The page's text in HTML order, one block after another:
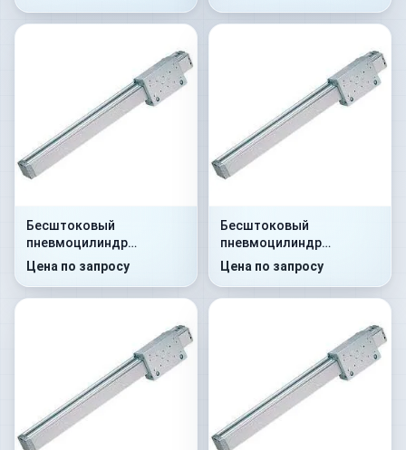
Бесштоковый
пневмоцилиндр
52G8P25A0290
Цена по запросу
Бесштоковый
пневмоцилиндр
52G8C25A0105
Цена по запросу